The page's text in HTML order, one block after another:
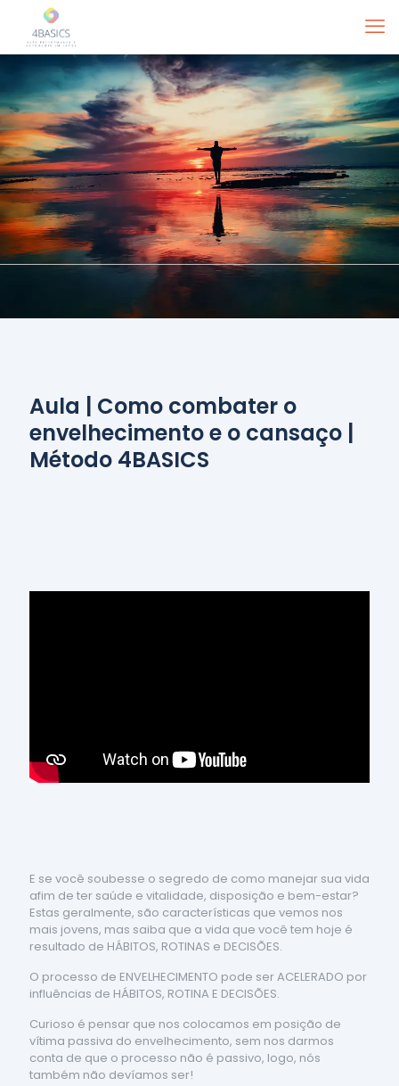
Aula | Como combater o
envelhecimento e o cansaço |
Método 4BASICS
E se você soubesse o segredo de como manejar sua vida
afim de ter saúde e vitalidade, disposição e bem-estar?
Estas geralmente, são características que vemos nos
mais jovens, mas saiba que a vida que você tem hoje é
resultado de HÁBITOS, ROTINAS e DECISÕES.
O processo de ENVELHECIMENTO pode ser ACELERADO por
influências de HÁBITOS, ROTINA E DECISÕES.
Curioso é pensar que nos colocamos em posição de
vítima passiva do envelhecimento, sem nos darmos
conta de que o processo não é passivo, logo, nós
também não devíamos ser!